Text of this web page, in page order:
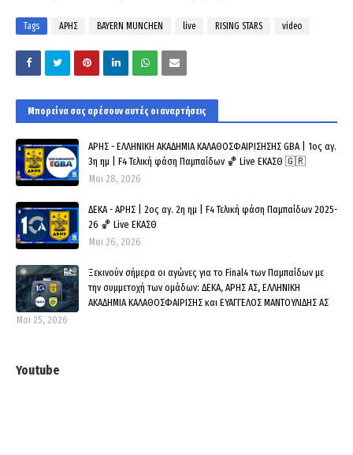
Tags ΑΡΗΣ BAYERN MUNCHEN live RISING STARS video
Μπορεί να σας αρέσουν αυτές οι αναρτήσεις
ΑΡΗΣ - ΕΛΛΗΝΙΚΗ ΑΚΑΔΗΜΙΑ ΚΑΛΑΘΟΣΦΑΙΡΙΣΗΣΗΣ GBA | 1ος αγ.
3η ημ | F4 Τελική φάση Παμπαίδων 🏀 Live ΕΚΑΣΘ 🇬🇷
Μαι 28, 2026
ΔΕΚΑ - ΑΡΗΣ | 2ος αγ. 2η ημ | F4 Τελική φάση Παμπαίδων 2025-
26 🏀 Live ΕΚΑΣΘ
Μαι 26, 2026
Ξεκινούν σήμερα οι αγώνες για το Final4 των Παμπαίδων με
την συμμετοχή των ομάδων: ΔΕΚΑ, ΑΡΗΣ ΑΣ, ΕΛΛΗΝΙΚΗ
ΑΚΑΔΗΜΙΑ ΚΑΛΑΘΟΣΦΑΙΡΙΣΗΣ και ΕΥΑΓΓΕΛΟΣ ΜΑΝΤΟΥΛΙΔΗΣ ΑΣ
Μαι 25, 2026
Youtube